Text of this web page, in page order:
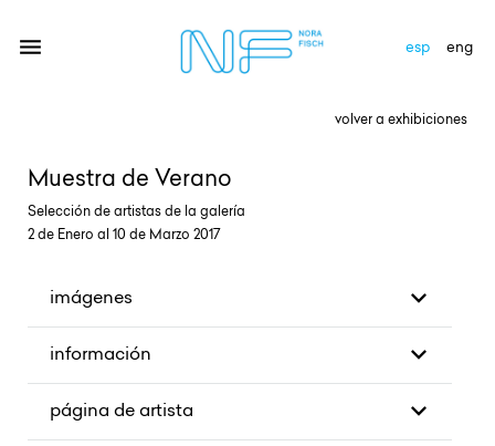
exhibiciones
galería
novedades
newsletter
contacto
volver a exhibiciones
Muestra de Verano
Selección de artistas de la galería
2 de Enero al 10 de Marzo 2017
imágenes
información
página de artista
esp eng